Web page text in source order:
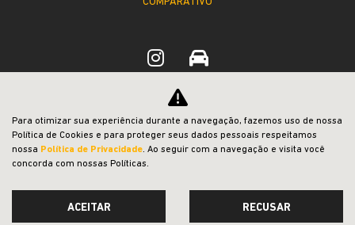
Desacelere. Seu bem maior é a vida.
Para otimizar sua experiência durante a navegação, fazemos uso de nossa
Política de Cookies e para proteger seus dados pessoais respeitamos
nossa Política de Privacidade. Ao seguir com a navegação e visita você
concorda com nossas Políticas.
ACEITAR RECUSAR